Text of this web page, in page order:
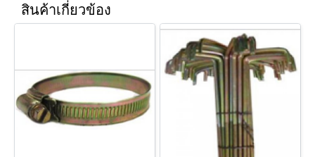
สินค้าเกี่ยวข้อง